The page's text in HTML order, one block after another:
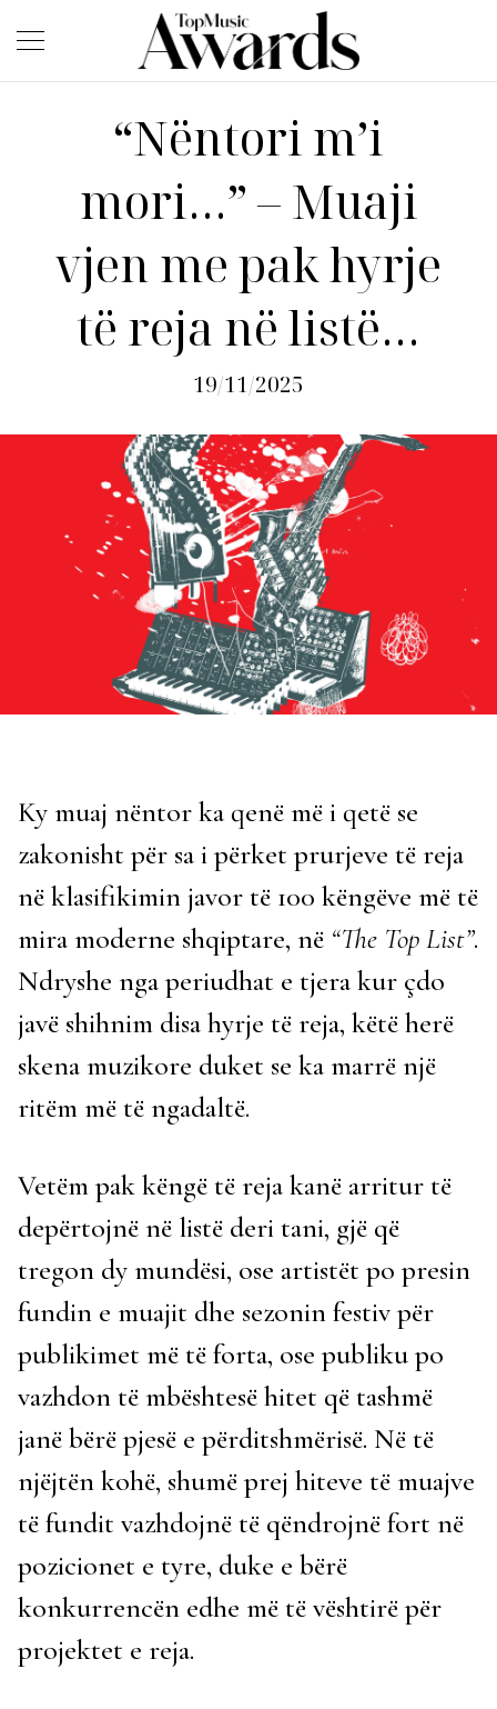
“Nëntori m’i
mori…” – Muaji
vjen me pak hyrje
të reja në listë…
19/11/2025
Ky muaj nëntor ka qenë më i qetë se
zakonisht për sa i përket prurjeve të reja
në klasifikimin javor të 100 këngëve më të
mira moderne shqiptare, në “The Top List”.
Ndryshe nga periudhat e tjera kur çdo
javë shihnim disa hyrje të reja, këtë herë
skena muzikore duket se ka marrë një
ritëm më të ngadaltë.
Vetëm pak këngë të reja kanë arritur të
depërtojnë në listë deri tani, gjë që
tregon dy mundësi, ose artistët po presin
fundin e muajit dhe sezonin festiv për
publikimet më të forta, ose publiku po
vazhdon të mbështesë hitet që tashmë
janë bërë pjesë e përditshmërisë. Në të
njëjtën kohë, shumë prej hiteve të muajve
të fundit vazhdojnë të qëndrojnë fort në
pozicionet e tyre, duke e bërë
konkurrencën edhe më të vështirë për
projektet e reja.